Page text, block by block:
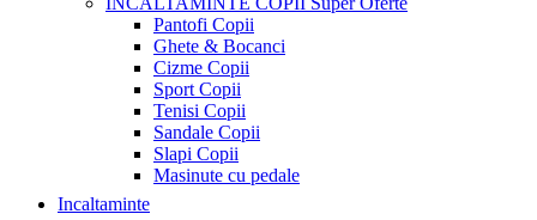
Pantofi Copii
Ghete & Bocanci
Cizme Copii
Sport Copii
Tenisi Copii
Sandale Copii
Slapi Copii
Masinute cu pedale
Incaltaminte